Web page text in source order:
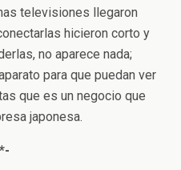
televisiones llegaron
hicieron corto y
no aparece nada;
para que puedan ver
que es un negocio que
japonesa.